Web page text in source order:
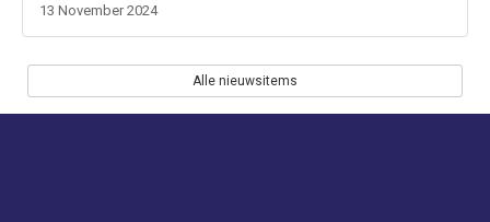
13 November 2024
Alle nieuwsitems